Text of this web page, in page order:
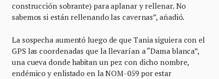
construcción sobrante) para aplanar y rellenar. No
sabemos si están rellenando las cavernas”, añadió.
La sospecha aumentó luego de que Tania siguiera con el
GPS las coordenadas que la llevarían a “Dama blanca”,
una cueva donde habitan un pez con dicho nombre,
endémico y enlistado en la NOM-059 por estar